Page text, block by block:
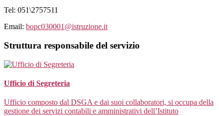
Tel: 051\2757511
Email: bopc030001@istruzione.it
Struttura responsabile del servizio
Ufficio di Segreteria
Ufficio composto dal DSGA e dai suoi collaboratori, si occupa della
gestione dei servizi contabili e amministrativi dell’Istituto